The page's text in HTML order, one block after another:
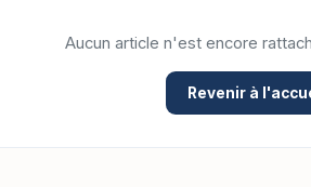
Aucun article n'est encore
Revenir à